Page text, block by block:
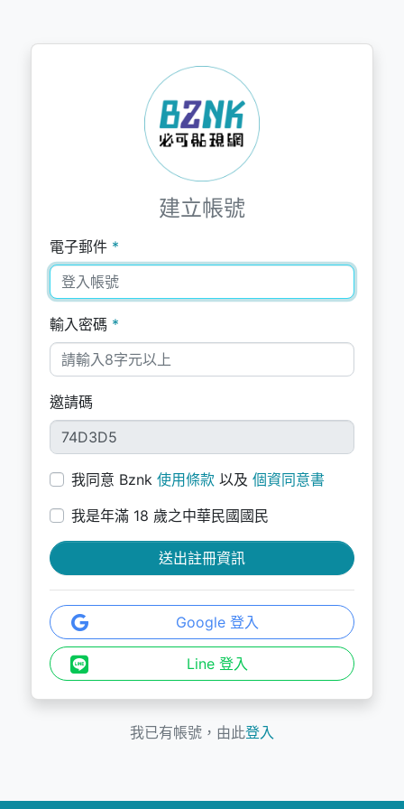
建立帳號
電子郵件 *
輸入密碼 *
邀請碼
我同意 Bznk 使用條款以及 個資同意書
我是年滿 18 歲之中華民國國民
Google 登入
Line 登入
我已有帳號，由此登入